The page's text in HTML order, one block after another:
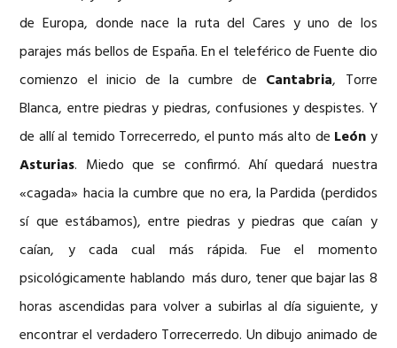
de Europa, donde nace la ruta del Cares y uno de los
parajes más bellos de España. En el teleférico de Fuente dio
comienzo el inicio de la cumbre de Cantabria, Torre
Blanca, entre piedras y piedras, confusiones y despistes. Y
de allí al temido Torrecerredo, el punto más alto de Leóny
Asturias. Miedo que se confirmó. Ahí quedará nuestra
«cagada» hacia la cumbre que no era, la Pardida (perdidos
sí que estábamos), entre piedras y piedras que caían y
caían, y cada cual más rápida. Fue el momento
psicológicamente hablando más duro, tener que bajar las 8
horas ascendidas para volver a subirlas al día siguiente, y
encontrar el verdadero Torrecerredo. Un dibujo animado de